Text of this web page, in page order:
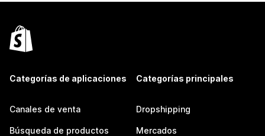
Categorías de aplicaciones
Canales de venta
Búsqueda de productos
Categorías principales
Dropshipping
Mercados